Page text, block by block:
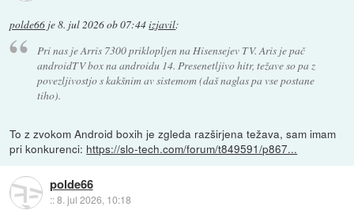
polde66 je8. jul 2026 ob 07:44izjavil:
Pri nas je Arris 7300 priklopljen na Hisensejev TV. Aris je pač
androidTV box na androidu 14. Presenetljivo hitr, težave so pa z
povezljivostjo s kakšnim av sistemom (daš naglas pa vse postane
tiho).
To z zvokom Android boxih je zgleda razširjena težava, sam imam
pri konkurenci: https://slo-tech.com/forum/t849591/p867...
polde66
::8. jul 2026, 10:18